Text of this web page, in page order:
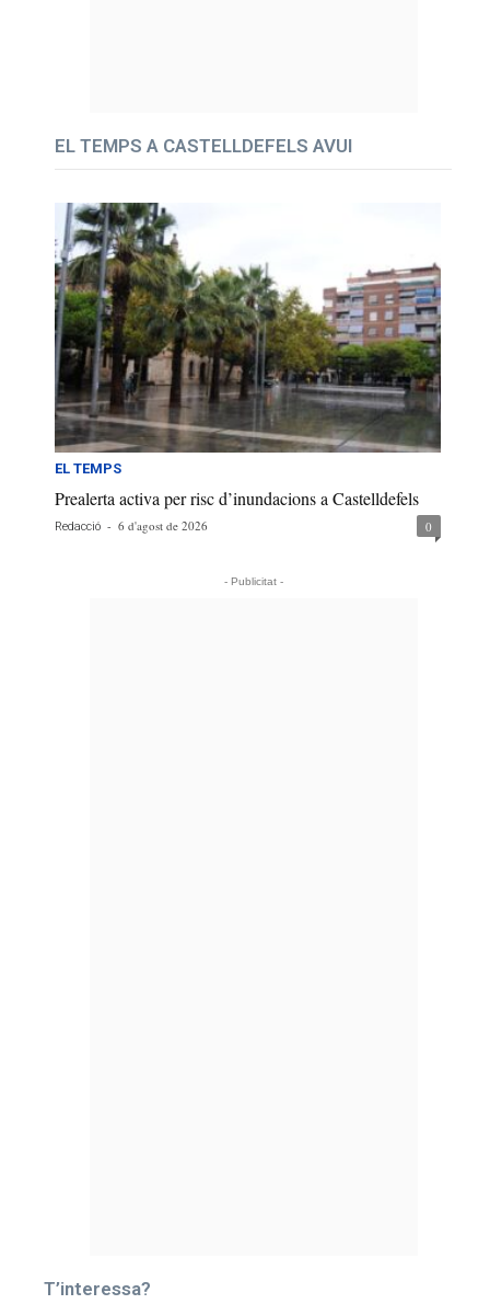
EL TEMPS A CASTELLDEFELS AVUI
EL TEMPS
Prealerta activa per risc d’inundacions a Castelldefels
Redacció - 6 d'agost de 2026 0
- Publicitat -
T’interessa?